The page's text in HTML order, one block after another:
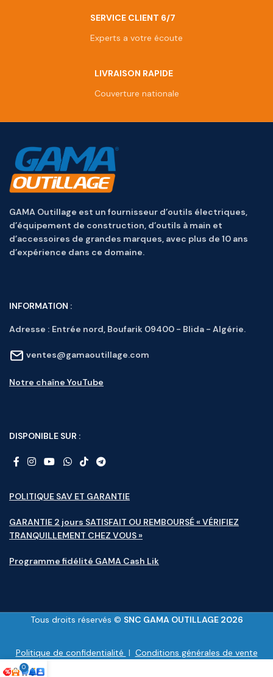
SERVICE CLIENT 6/7
Experts a votre écoute
LIVRAISON RAPIDE
Couverture nationale
GAMA Outillage est un fournisseur d’outils électriques,
d’équipement de construction, d’outils à main et
d’accessoires de grandes marques, avec plus de 10 ans
d’expérience dans ce domaine.
INFORMATION :
Adresse : Entrée nord, Boufarik 09400 - Blida - Algérie.
ventes@gamaoutillage.com
Notre chaîne YouTube
DISPONIBLE SUR :
POLITIQUE SAV ET GARANTIE
GARANTIE 2 jours SATISFAIT OU REMBOURSÉ « VÉRIFIEZ
TRANQUILLEMENT CHEZ VOUS »
Programme fidélité GAMA Cash Lik
Tous droits réservés © SNC GAMA OUTILLAGE 2026
Politique de confidentialité | Conditions générales de vente
0